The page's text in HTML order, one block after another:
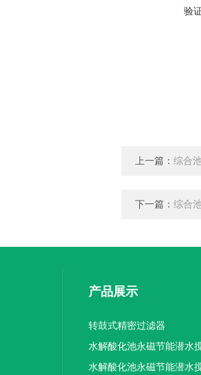
验
上一篇： 综合
下一篇： 综合
产品展示
转鼓式精密过滤器
水解酸化池永磁节能潜水
机厂家供应
水解酸化池永磁节能潜水